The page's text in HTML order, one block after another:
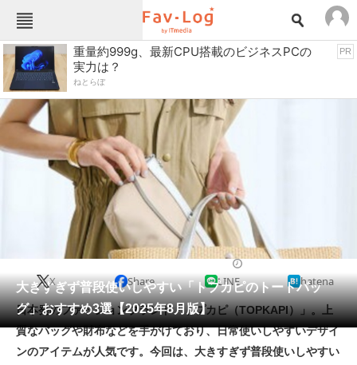
Fav-Logカテゴリー一覧
TOP
インテリア・収納 おもちゃ・ホビー
カメラ キッチン家電
キッチン用品 ゲーム
コンテンツ・サービス スイーツ・お菓子
スポーツ・レジャー スマホ・携帯電話
パソコン・タブレット ファッション
ペット 家電
工具・DIY 本・DVD・CD
生活家電 生活用品
重量約999g、最新CPU搭載のビジネスPCの
実力は？
ねとらぼ
PR
大きすぎず普段使いしやすい「トプカピのトートバッ
グ」おすすめ3選【2025年8月版】
X Share LINE hatena
日本発のファッションブランド「トプカピ（TOPKAPI）」。上
質なバッグや財布などを手がけており、日常使いしやすいデザイ
ンのアイテムが人気です。今回は、大きすぎず普段使いしやすい